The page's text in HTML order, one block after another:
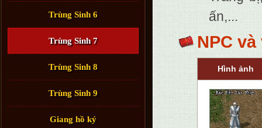
Trùng Sinh 6
Trùng Sinh 7
Trùng Sinh 8
Trùng Sinh 9
Giang hồ ký
ấn,...
NPC
Hình ảnh